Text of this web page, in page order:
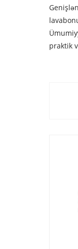
praktik